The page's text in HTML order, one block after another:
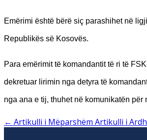
Emërimi është bërë siç parashihet në
Republikës së Kosovës.
Para emërimit të komandantit të ri të
dekretuar lirimin nga detyra të
nga ana e tij, thuhet në komunikatën për
← Artikulli i Mëparshëm Artikulli i